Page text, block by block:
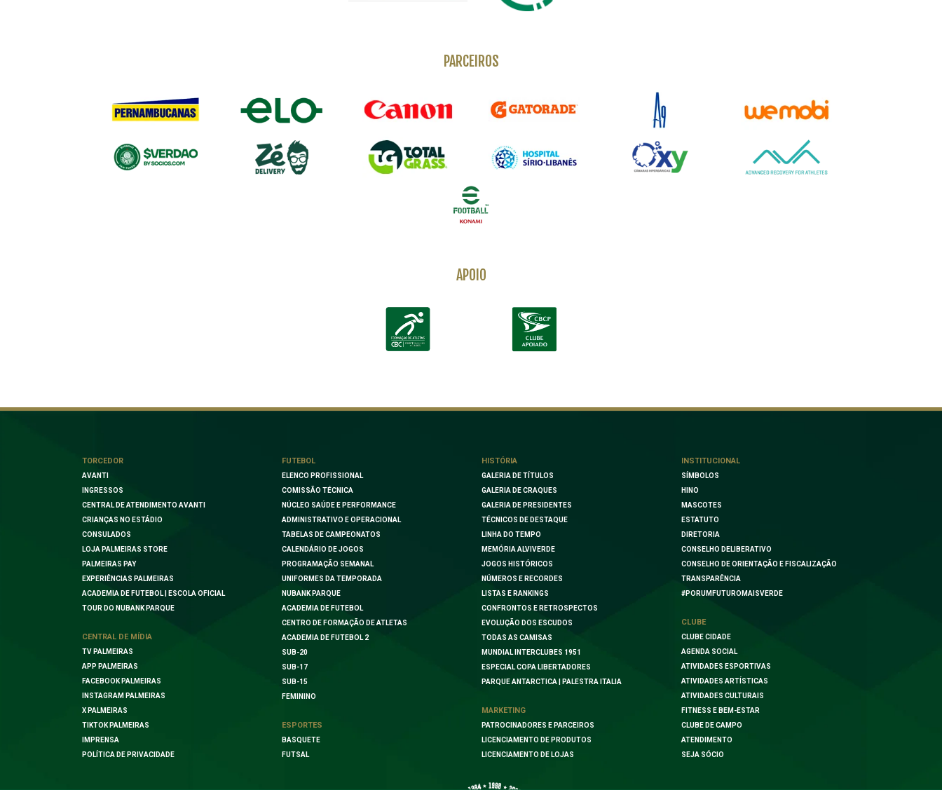
PARCEIROS
APOIO
TORCEDOR
AVANTI
INGRESSOS
CENTRAL DE ATENDIMENTO AVANTI
CRIANÇAS NO ESTÁDIO
CONSULADOS
LOJA PALMEIRAS STORE
PALMEIRAS PAY
EXPERIÊNCIAS PALMEIRAS
ACADEMIA DE FUTEBOL | ESCOLA OFICIAL
TOUR DO NUBANK PARQUE
CENTRAL DE MÍDIA
TV PALMEIRAS
APP PALMEIRAS
FACEBOOK PALMEIRAS
INSTAGRAM PALMEIRAS
X PALMEIRAS
TIKTOK PALMEIRAS
IMPRENSA
POLÍTICA DE PRIVACIDADE
FUTEBOL
ELENCO PROFISSIONAL
COMISSÃO TÉCNICA
NÚCLEO SAÚDE E PERFORMANCE
ADMINISTRATIVO E OPERACIONAL
TABELAS DE CAMPEONATOS
CALENDÁRIO DE JOGOS
PROGRAMAÇÃO SEMANAL
UNIFORMES DA TEMPORADA
NUBANK PARQUE
ACADEMIA DE FUTEBOL
CENTRO DE FORMAÇÃO DE ATLETAS
ACADEMIA DE FUTEBOL 2
SUB-20
SUB-17
SUB-15
FEMININO
ESPORTES
BASQUETE
FUTSAL
HISTÓRIA
GALERIA DE TÍTULOS
GALERIA DE CRAQUES
GALERIA DE PRESIDENTES
TÉCNICOS DE DESTAQUE
LINHA DO TEMPO
MEMÓRIA ALVIVERDE
JOGOS HISTÓRICOS
NÚMEROS E RECORDES
LISTAS E RANKINGS
CONFRONTOS E RETROSPECTOS
EVOLUÇÃO DOS ESCUDOS
TODAS AS CAMISAS
MUNDIAL INTERCLUBES 1951
ESPECIAL COPA LIBERTADORES
PARQUE ANTARCTICA | PALESTRA ITALIA
MARKETING
PATROCINADORES E PARCEIROS
LICENCIAMENTO DE PRODUTOS
LICENCIAMENTO DE LOJAS
INSTITUCIONAL
SÍMBOLOS
HINO
MASCOTES
ESTATUTO
DIRETORIA
CONSELHO DELIBERATIVO
CONSELHO DE ORIENTAÇÃO E FISCALIZAÇÃO
TRANSPARÊNCIA
#PORUMFUTUROMAISVERDE
CLUBE
CLUBE CIDADE
AGENDA SOCIAL
ATIVIDADES ESPORTIVAS
ATIVIDADES ARTÍSTICAS
ATIVIDADES CULTURAIS
FITNESS E BEM-ESTAR
CLUBE DE CAMPO
ATENDIMENTO
SEJA SÓCIO